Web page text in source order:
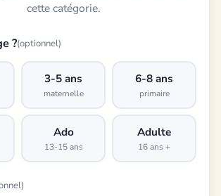
cette catégorie.
?(optionnel)
3-5 ans
maternelle
6-8 ans
primaire
Ado
13-15 ans
Adulte
16 ans +